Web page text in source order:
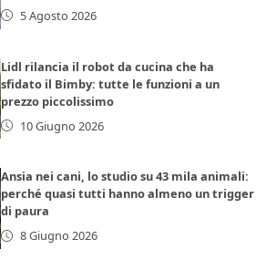
5 Agosto 2026
Lidl rilancia il robot da cucina che ha
sfidato il Bimby: tutte le funzioni a un
prezzo piccolissimo
10 Giugno 2026
Ansia nei cani, lo studio su 43 mila animali:
perché quasi tutti hanno almeno un trigger
di paura
8 Giugno 2026